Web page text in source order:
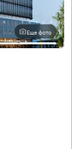
Еще фото